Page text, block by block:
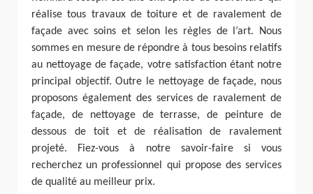
réalise tous travaux de toiture et de ravalement de
façade avec soins et selon les règles de l’art. Nous
sommes en mesure de répondre à tous besoins relatifs
au nettoyage de façade, votre satisfaction étant notre
principal objectif. Outre le nettoyage de façade, nous
proposons également des services de ravalement de
façade, de nettoyage de terrasse, de peinture de
dessous de toit et de réalisation de ravalement
projeté. Fiez-vous à notre savoir-faire si vous
recherchez un professionnel qui propose des services
de qualité au meilleur prix.